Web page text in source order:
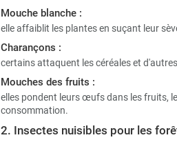
Mouche blanche :
elle affaiblit les plantes en suçant leur
Charançons :
certains attaquent les céréales et
Mouches des fruits :
elles pondent leurs œufs dans les fruits,
consommation.
2. Insectes nuisibles pour les